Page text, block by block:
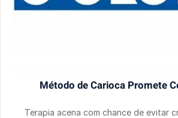
Método de Carioca Promete
Terapia acena com chance de evitar